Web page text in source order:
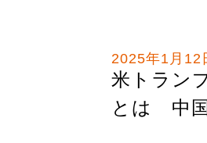
2025年1月12
米トラン
とは 中